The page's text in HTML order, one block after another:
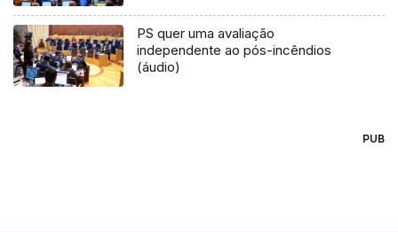
PS quer uma avaliação
independente ao pós-incêndios
(áudio)
PUB